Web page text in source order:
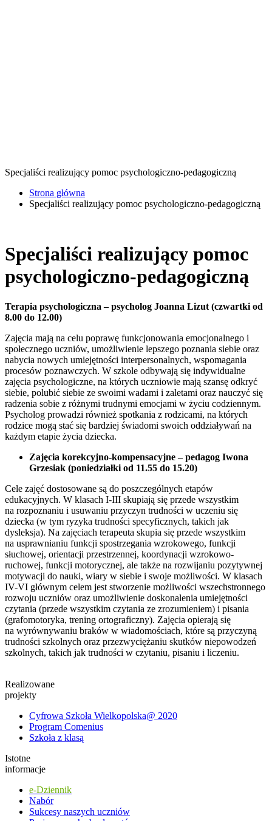
Specjaliści realizujący pomoc psychologiczno-pedagogiczną
Strona główna
Specjaliści realizujący pomoc psychologiczno-pedagogiczną
Specjaliści realizujący pomoc
psychologiczno-pedagogiczną
Terapia psychologiczna – psycholog Joanna Lizut (czwartki od
8.00 do 12.00)
Zajęcia mają na celu poprawę funkcjonowania emocjonalnego i
społecznego uczniów, umożliwienie lepszego poznania siebie oraz
nabycia nowych umiejętności interpersonalnych, wspomagania
procesów poznawczych. W szkole odbywają się indywidualne
zajęcia psychologiczne, na których uczniowie mają szansę odkryć
siebie, polubić siebie ze swoimi wadami i zaletami oraz nauczyć się
radzenia sobie z różnymi trudnymi emocjami w życiu codziennym.
Psycholog prowadzi również spotkania z rodzicami, na których
rodzice mogą stać się bardziej świadomi swoich oddziaływań na
każdym etapie życia dziecka.
Zajęcia korekcyjno-kompensacyjne – pedagog Iwona
Grzesiak (poniedziałki od 11.55 do 15.20)
Cele zajęć dostosowane są do poszczególnych etapów
edukacyjnych. W klasach I-III skupiają się przede wszystkim
na rozpoznaniu i usuwaniu przyczyn trudności w uczeniu się
dziecka (w tym ryzyka trudności specyficznych, takich jak
dysleksja). Na zajęciach terapeuta skupia się przede wszystkim
na usprawnianiu funkcji spostrzegania wzrokowego, funkcji
słuchowej, orientacji przestrzennej, koordynacji wzrokowo-
ruchowej, funkcji motorycznej, ale także na rozwijaniu pozytywnej
motywacji do nauki, wiary w siebie i swoje możliwości. W klasach
IV-VI głównym celem jest stworzenie możliwości wszechstronnego
rozwoju uczniów oraz umożliwienie doskonalenia umiejętności
czytania (przede wszystkim czytania ze zrozumieniem) i pisania
(grafomotoryka, trening ortograficzny). Zajęcia opierają się
na wyrównywaniu braków w wiadomościach, które są przyczyną
trudności szkolnych oraz przezwyciężaniu skutków niepowodzeń
szkolnych, takich jak trudności w czytaniu, pisaniu i liczeniu.
Realizowane
projekty
Cyfrowa Szkoła Wielkopolska@ 2020
Program Comenius
Szkoła z klasą
Istotne
informacje
e-Dziennik
Nabór
Sukcesy naszych uczniów